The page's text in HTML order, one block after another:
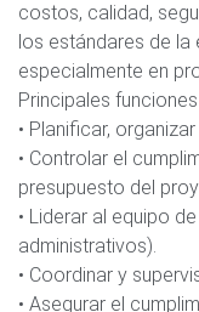
costos, calidad,
los estándares de la
especialmente en
Principales funciones
• Planificar,
• Controlar el
presupuesto del
• Liderar al equipo
administrativos).
• Coordinar y
• Asegurar el